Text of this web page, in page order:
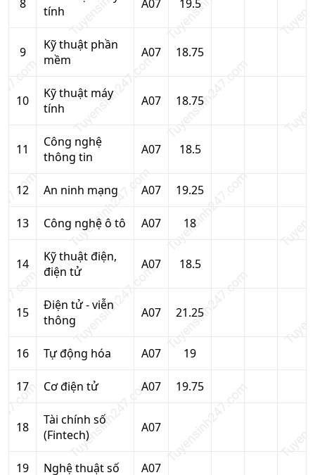
8
tính
A07 19.5
9
Kỹ thuật phần
mềm
A07 18.75
10
Kỹ thuật máy
tính
A07 18.75
11
Công nghệ
thông tin
A07 18.5
12 An ninh mạng A07 19.25
13 Công nghệ ô tô A07 18
14
Kỹ thuật điện,
điện tử
A07 18.5
15
Điện tử - viễn
thông
A07 21.25
16 Tự động hóa A07 19
17 Cơ điện tử A07 19.75
18
Tài chính số
(Fintech)
A07
19 Nghệ thuật số A07